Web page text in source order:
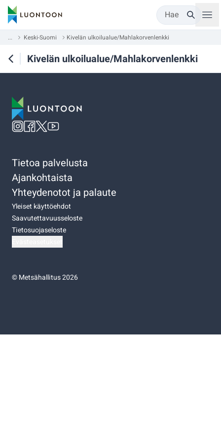
Hae
... Keski-Suomi Kivelän ulkoilualue/Mahlakorvenlenkki
Kivelän ulkoilualue/Mahlakorvenlenkki
Tietoa palvelusta
Ajankohtaista
Yhteydenotot ja palaute
Yleiset käyttöehdot
Saavutettavuusseloste
Tietosuojaseloste
©Metsähallitus 2026